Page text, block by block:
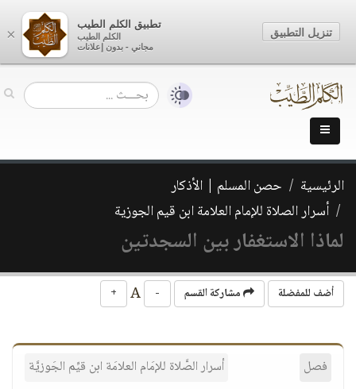
الرئيسية
حصن المسلم | الأذكار
أسرار الصلاة للإمام العلامة ابن قيم الجوزية
لماذا الاستغفار بين السجدتين
أضف للمفضلة مشاركة القسم -
+
فصل أسرار الصَّلاة للإمَام العلامَة ابن قيِّم الجَوزيَّة
×
تطبيق الكلم الطيب
الكلم الطيب
مجاني - بدون إعلانات
تنزيل التطبيق